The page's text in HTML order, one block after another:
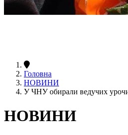
Головна
НОВИНИ
У ЧНУ обирали ведучих
НОВИНИ